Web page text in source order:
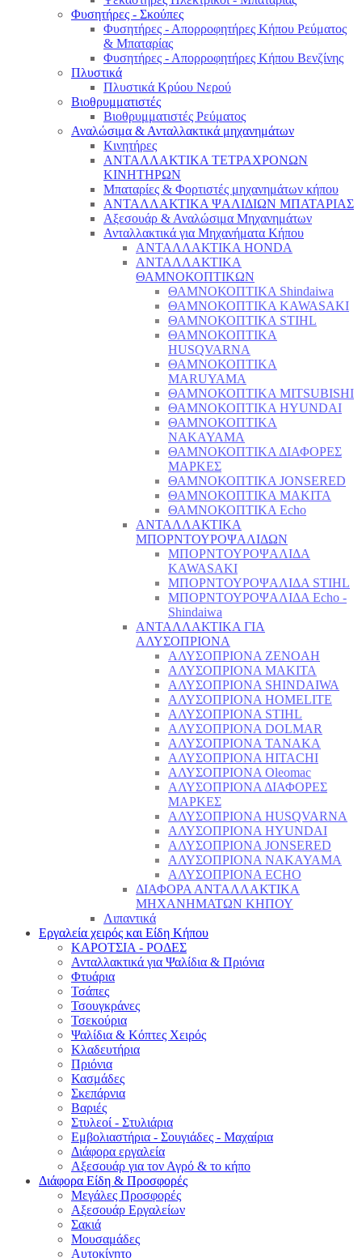
Φυσητήρες - Σκούπες
Φυσητήρες - Απορροφητήρες Κήπου Ρεύματος
& Μπαταρίας
Φυσητήρες - Απορροφητήρες Κήπου Βενζίνης
Πλυστικά
Πλυστικά Κρύου Νερού
Βιοθρυμματιστές
Βιοθρυμματιστές Ρεύματος
Αναλώσιμα & Ανταλλακτικά μηχανημάτων
Κινητήρες
ΑΝΤΑΛΛΑΚΤΙΚΑ ΤΕΤΡΑΧΡΟΝΩΝ
ΚΙΝΗΤΗΡΩΝ
Μπαταρίες & Φορτιστές μηχανημάτων κήπου
ΑΝΤΑΛΛΑΚΤΙΚΑ ΨΑΛΙΔΙΩΝ ΜΠΑΤΑΡΙAΣ
Αξεσουάρ & Αναλώσιμα Μηχανημάτων
Ανταλλακτικά για Μηχανήματα Κήπου
ΑΝΤΑΛΛΑΚΤΙΚΑ HONDA
ΑΝΤΑΛΛΑΚΤΙΚΑ
ΘΑΜΝΟΚΟΠΤΙΚΩΝ
ΘΑΜΝΟΚΟΠΤΙΚΑ Shindaiwa
ΘΑΜΝΟΚΟΠΤΙΚΑ KAWASAKI
ΘΑΜΝΟΚΟΠΤΙΚΑ STIHL
ΘΑΜΝΟΚΟΠΤΙΚΑ
HUSQVARNA
ΘΑΜΝΟΚΟΠΤΙΚΑ
MARUYAMA
ΘΑΜΝΟΚΟΠΤΙΚΑ MITSUBISHI
ΘΑΜΝΟΚΟΠΤΙΚΑ HYUNDAI
ΘΑΜΝΟΚΟΠΤΙΚΑ
NAKAYAMA
ΘΑΜΝΟΚΟΠΤΙΚΑ ΔΙΑΦΟΡΕΣ
ΜΑΡΚΕΣ
ΘΑΜΝΟΚΟΠΤΙΚΑ JONSERED
ΘΑΜΝΟΚΟΠΤΙΚΑ MAKITA
ΘΑΜΝΟΚΟΠΤΙΚΑ Echo
ΑΝΤΑΛΛΑΚΤΙΚΑ
ΜΠΟΡΝΤΟΥΡΟΨΑΛΙΔΩΝ
ΜΠΟΡΝΤΟΥΡΟΨΑΛΙΔΑ
KAWASAKI
ΜΠΟΡΝΤΟΥΡΟΨΑΛΙΔΑ STIHL
ΜΠΟΡΝΤΟΥΡΟΨΑΛΙΔΑ Echo -
Shindaiwa
ΑΝΤΑΛΛΑΚΤΙΚΑ ΓΙΑ
ΑΛΥΣΟΠΡΙΟΝΑ
ΑΛΥΣΟΠΡΙΟΝΑ ZENOAH
ΑΛΥΣΟΠΡΙΟΝΑ MAKITA
ΑΛΥΣΟΠΡΙΟΝΑ SHINDAIWA
ΑΛΥΣΟΠΡΙΟΝΑ HOMELITE
ΑΛΥΣΟΠΡΙΟΝΑ STIHL
ΑΛΥΣΟΠΡΙΟΝΑ DOLMAR
ΑΛΥΣΟΠΡΙΟΝΑ TANAKA
ΑΛΥΣΟΠΡΙΟΝΑ HITACHI
ΑΛΥΣΟΠΡΙΟΝΑ Oleomac
ΑΛΥΣΟΠΡΙΟΝΑ ΔΙΑΦΟΡΕΣ
ΜΑΡΚΕΣ
ΑΛΥΣΟΠΡΙΟΝΑ HUSQVARNA
ΑΛΥΣΟΠΡΙΟΝΑ HYUNDAI
ΑΛΥΣΟΠΡΙΟΝΑ JONSERED
ΑΛΥΣΟΠΡΙΟΝΑ NAKAYAMA
ΑΛΥΣΟΠΡΙΟΝΑ ECHO
ΔΙΑΦΟΡΑ ΑΝΤΑΛΛΑΚΤΙΚΑ
ΜΗΧΑΝΗΜΑΤΩΝ ΚΗΠΟΥ
Λιπαντικά
Εργαλεία χειρός και Είδη Κήπου
ΚΑΡΟΤΣΙΑ - ΡΟΔΕΣ
Ανταλλακτικά για Ψαλίδια & Πριόνια
Φτυάρια
Τσάπες
Τσουγκράνες
Τσεκούρια
Ψαλίδια & Κόπτες Χειρός
Κλαδευτήρια
Πριόνια
Κασμάδες
Σκεπάρνια
Βαριές
Στυλεοί - Στυλιάρια
Εμβολιαστήρια - Σουγιάδες - Μαχαίρια
Διάφορα εργαλεία
Αξεσουάρ για τον Αγρό & το κήπο
Διάφορα Είδη & Προσφορές
Μεγάλες Προσφορές
Αξεσουάρ Εργαλείων
Σακιά
Μουσαμάδες
Αυτοκίνητο